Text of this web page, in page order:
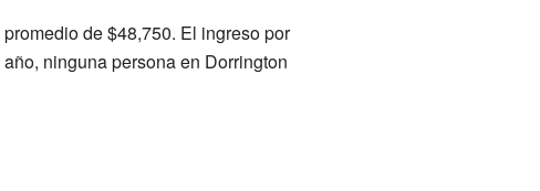
de $48,750. El ingreso por
ninguna persona en Dorrington